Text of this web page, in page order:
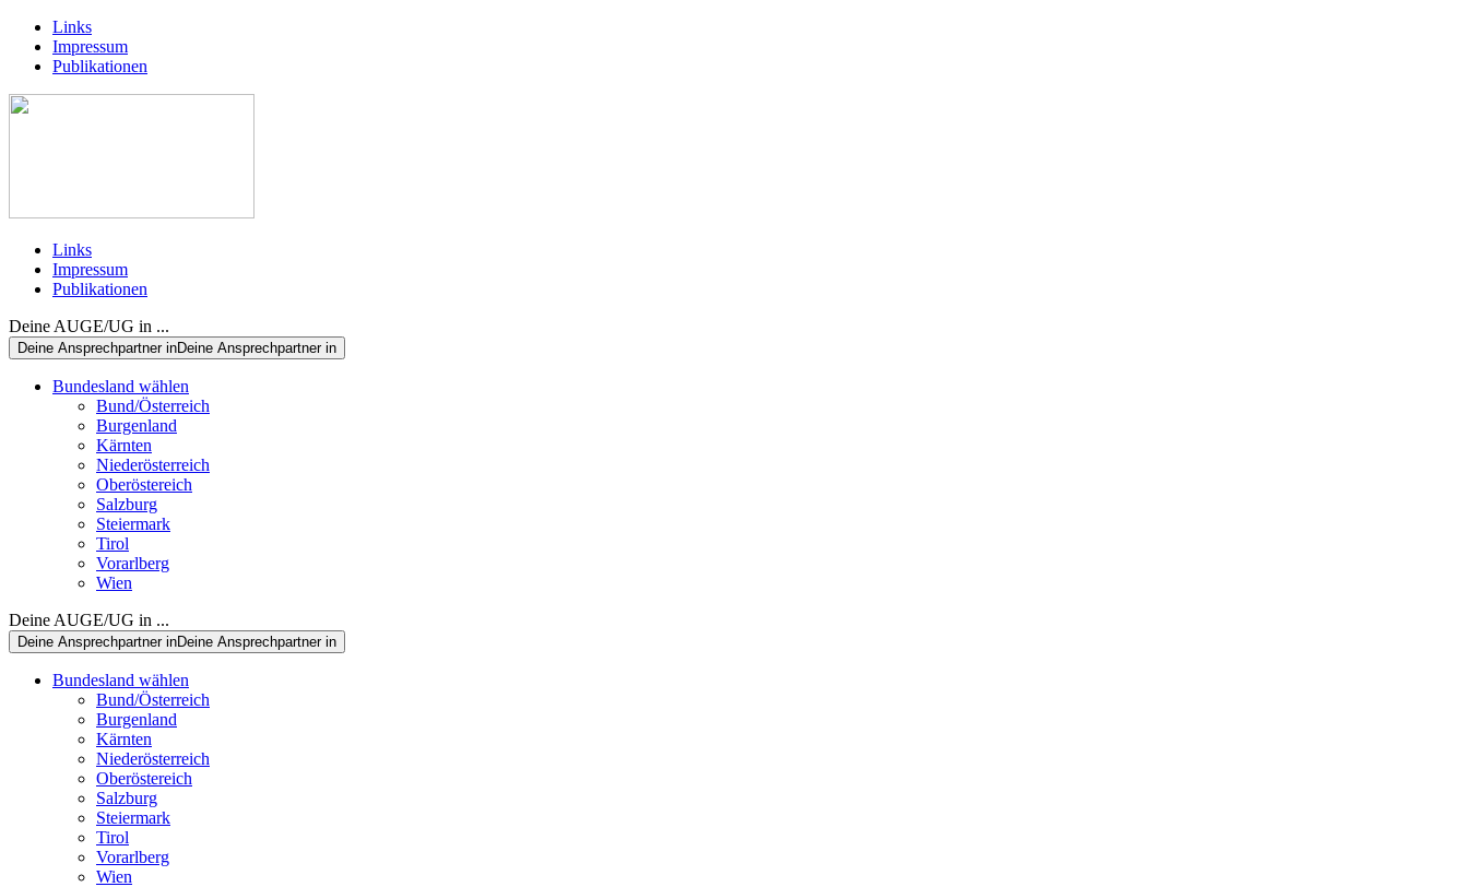
Links
Impressum
Publikationen
Links
Impressum
Publikationen
Deine AUGE/UG in ...
Deine Ansprechpartner inDeine Ansprechpartner in
Bundesland wählen
Bund/Österreich
Burgenland
Kärnten
Niederösterreich
Oberöstereich
Salzburg
Steiermark
Tirol
Vorarlberg
Wien
Deine AUGE/UG in ...
Deine Ansprechpartner inDeine Ansprechpartner in
Bundesland wählen
Bund/Österreich
Burgenland
Kärnten
Niederösterreich
Oberöstereich
Salzburg
Steiermark
Tirol
Vorarlberg
Wien